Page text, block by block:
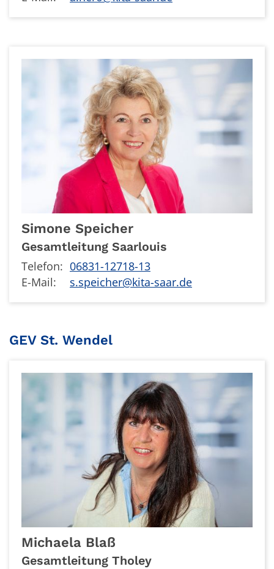
Simone Speicher
Gesamtleitung Saarlouis
Telefon: 06831-12718-13
E-Mail:
s.speicher@kita-saar.de
GEV St. Wendel
Michaela Blaß
Gesamtleitung Tholey